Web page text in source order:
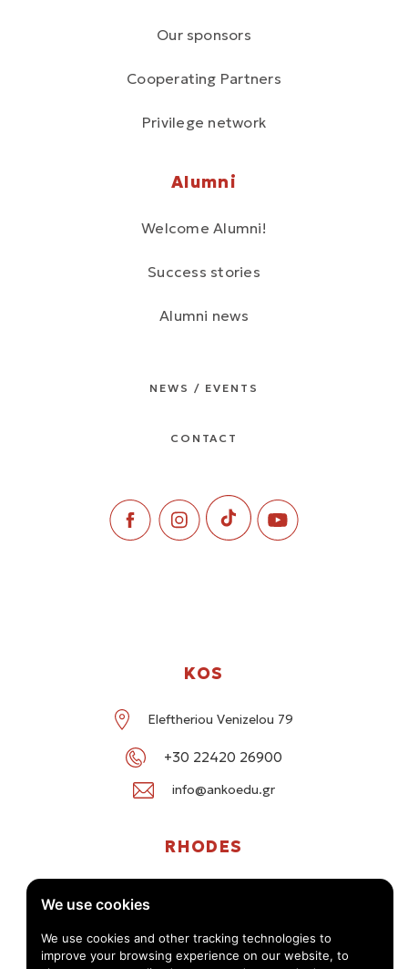
We use cookies
We use cookies and other tracking technologies to
improve your browsing experience on our website, to
Our sponsors
Cooperating Partners
Privilege network
Alumni
Welcome Alumni!
Success stories
Alumni news
NEWS / EVENTS
CONTACT
KOS
Eleftheriou Venizelou 79
+30 22420 26900
info@ankoedu.gr
RHODES
+30 22414 01016 / +30 22410 62488
info@ankoedu.gr